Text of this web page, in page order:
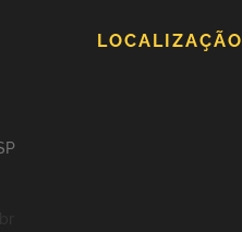
LOCALIZAÇÃO